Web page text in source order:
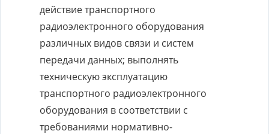
действие транспортного
радиоэлектронного оборудования
различных видов связи и систем
передачи данных; выполнять
техническую эксплуатацию
транспортного радиоэлектронного
оборудования в соответствии с
требованиями нормативно-